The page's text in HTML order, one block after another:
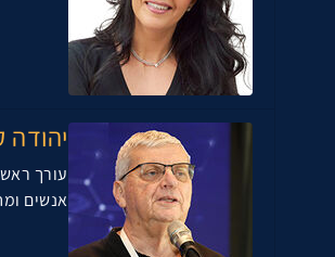
יהודה
עורך
אנשים